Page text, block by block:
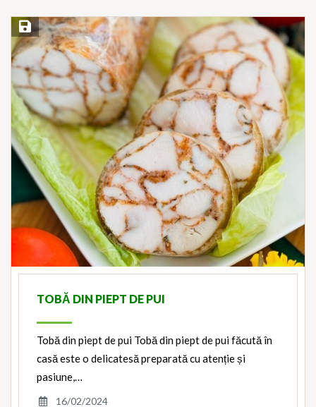
Save Recipe
TOBĂ DIN PIEPT DE PUI
Tobă din piept de pui Tobă din piept de pui făcută în
casă este o delicatesă preparată cu atenție și
pasiune,…
16/02/2024